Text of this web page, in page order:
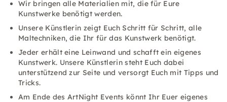
Wir bringen alle Materialien mit, die für Eure
Kunstwerke benötigt werden.
Unsere Künstlerin zeigt Euch Schritt für Schritt, alle
Maltechniken, die Ihr für das Kunstwerk benötigt.
Jeder erhält eine Leinwand und schafft ein eigenes
Kunstwerk. Unsere Künstlerin steht Euch dabei
unterstützend zur Seite und versorgt Euch mit Tipps und
Tricks.
Am Ende des ArtNight Events könnt Ihr Euer eigenes